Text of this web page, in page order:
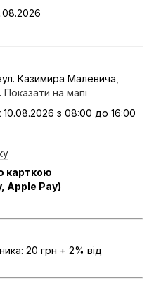
Казимира Малевича,
Показати на мапі
10.08.2026 з 08:00 до 16:00
карткою
Apple Pay)
20 грн + 2% від